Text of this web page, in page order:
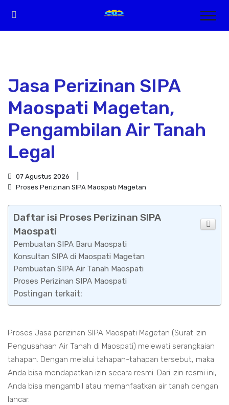
Jasa Perizinan SIPA
Maospati Magetan,
Pengambilan Air Tanah
Legal
07 Agustus 2026
Proses Perizinan SIPA Maospati Magetan
Daftar isi Proses Perizinan SIPA
Maospati
Pembuatan SIPA Baru Maospati
Konsultan SIPA di Maospati Magetan
Pembuatan SIPA Air Tanah Maospati
Proses Perizinan SIPA Maospati
Postingan terkait:
Proses Jasa perizinan SIPA Maospati Magetan (Surat Izin
Pengusahaan Air Tanah di Maospati) melewati serangkaian
tahapan. Dengan melalui tahapan-tahapan tersebut, maka
Anda bisa mendapatkan izin secara resmi. Dari izin resmi ini,
Anda bisa mengambil atau memanfaatkan air tanah dengan
lancar.